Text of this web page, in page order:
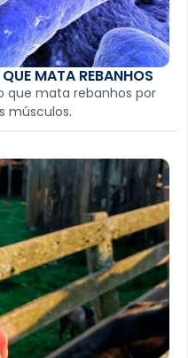
MATA REBANHOS
que mata rebanhos por
músculos.